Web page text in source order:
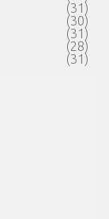
(31)
(30)
(31)
(28)
(31)